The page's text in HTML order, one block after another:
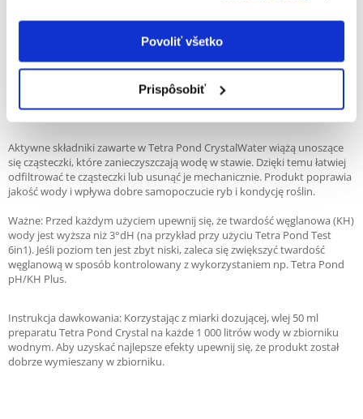
Povoliť všetko
Prispôsobiť
Środek do uzdatniania wody w oczkach wodnych. Szybko i skutecznie
oczyszcza brudną wodę z unoszących się w niej cząsteczek. Wiąże
zmętnienie wywołane gliną lub ziemią, a także cząsteczki pochodzenia
roślin, jednocześnie jest nieszkodliwy dla mieszkańców zbiorników. Nie
należy jedynie stosować go w obecności jesiotrów.
Aktywne składniki zawarte w Tetra Pond CrystalWater wiążą unoszące
się cząsteczki, które zanieczyszczają wodę w stawie. Dzięki temu łatwiej
odfiltrować te cząsteczki lub usunąć je mechanicznie. Produkt poprawia
jakość wody i wpływa dobre samopoczucie ryb i kondycję roślin.
Ważne: Przed każdym użyciem upewnij się, że twardość węglanowa (KH)
wody jest wyższa niż 3°dH (na przykład przy użyciu Tetra Pond Test
6in1). Jeśli poziom ten jest zbyt niski, zaleca się zwiększyć twardość
węglanową w sposób kontrolowany z wykorzystaniem np. Tetra Pond
pH/KH Plus.
Instrukcja dawkowania: Korzystając z miarki dozującej, wlej 50 ml
preparatu Tetra Pond Crystal na każde 1 000 litrów wody w zbiorniku
wodnym. Aby uzyskać najlepsze efekty upewnij się, że produkt został
dobrze wymieszany w zbiorniku.